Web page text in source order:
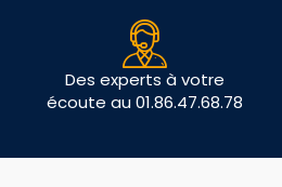
Des experts à votre
écoute au 01.86.47.68.78